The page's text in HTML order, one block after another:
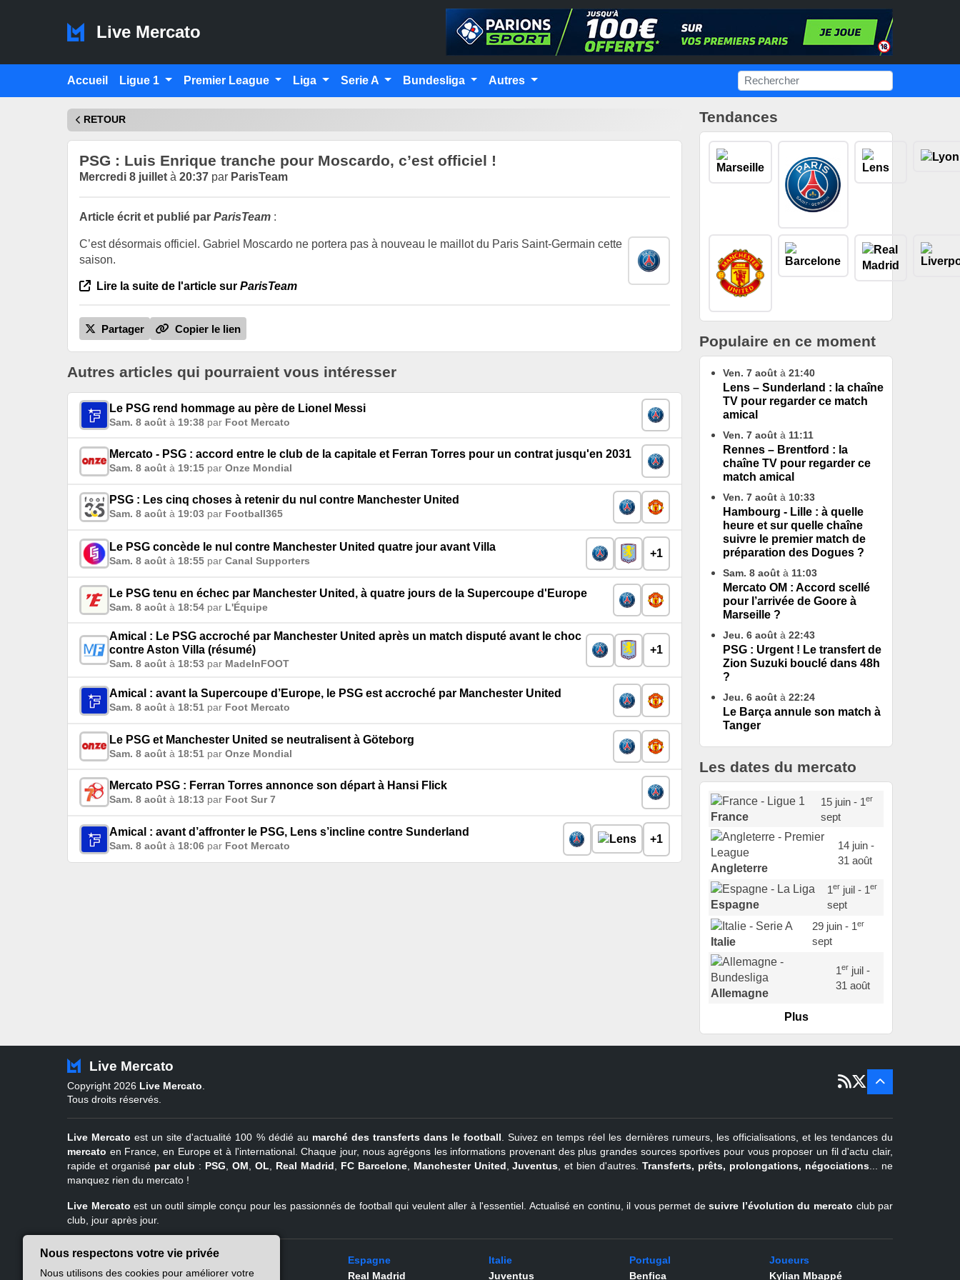
Live Mercato
Accueil Ligue 1 Premier League Liga Serie A Bundesliga Autres
RETOUR
PSG : Luis Enrique tranche pour Moscardo, c’est officiel !
Mercredi 8 juillet à 20:37 par ParisTeam
Article écrit et publié par ParisTeam :
C’est désormais officiel. Gabriel Moscardo ne portera pas à nouveau le maillot du Paris Saint-Germain cette
saison.
Lire la suite de l'article sur ParisTeam
Partager Copier le lien
Autres articles qui pourraient vous intéresser
Le PSG rend hommage au père de Lionel Messi
Sam. 8 août à 19:38 par Foot Mercato
Mercato - PSG : accord entre le club de la capitale et Ferran Torres pour un contrat jusqu'en 2031
Sam. 8 août à 19:15 par Onze Mondial
PSG : Les cinq choses à retenir du nul contre Manchester United
Sam. 8 août à 19:03 par Football365
Le PSG concède le nul contre Manchester United quatre jour avant Villa
Sam. 8 août à 18:55 par Canal Supporters
+1
Le PSG tenu en échec par Manchester United, à quatre jours de la Supercoupe d'Europe
Sam. 8 août à 18:54 par L'Équipe
Amical : Le PSG accroché par Manchester United après un match disputé avant le choc
contre Aston Villa (résumé)
Sam. 8 août à 18:53 par MadeInFOOT
+1
Amical : avant la Supercoupe d’Europe, le PSG est accroché par Manchester United
Sam. 8 août à 18:51 par Foot Mercato
Le PSG et Manchester United se neutralisent à Göteborg
Sam. 8 août à 18:51 par Onze Mondial
Mercato PSG : Ferran Torres annonce son départ à Hansi Flick
Sam. 8 août à 18:13 par Foot Sur 7
Amical : avant d’affronter le PSG, Lens s’incline contre Sunderland
Sam. 8 août à 18:06 par Foot Mercato
+1
Tendances
Populaire en ce moment
Ven. 7 août à 21:40
Lens – Sunderland : la chaîne
TV pour regarder ce match
amical
Ven. 7 août à 11:11
Rennes – Brentford : la
chaîne TV pour regarder ce
match amical
Ven. 7 août à 10:33
Hambourg - Lille : à quelle
heure et sur quelle chaîne
suivre le premier match de
préparation des Dogues ?
Sam. 8 août à 11:03
Mercato OM : Accord scellé
pour l’arrivée de Goore à
Marseille ?
Jeu. 6 août à 22:43
PSG : Urgent ! Le transfert de
Zion Suzuki bouclé dans 48h
?
Jeu. 6 août à 22:24
Le Barça annule son match à
Tanger
Les dates du mercato
France
15 juin - 1er
sept
Angleterre
14 juin -
31 août
Espagne
1erjuil - 1er
sept
Italie
29 juin - 1er
sept
Allemagne
1erjuil -
31 août
Portugal
15 sept
sept
Turquie
sept
Belgique
juil -
31 août
Plus
Live Mercato
Copyright 2026 Live Mercato.
Tous droits réservés.
Live Mercato est un site d'actualité 100 % dédié au marché des transferts dans le football. Suivez en temps réel les dernières rumeurs, les officialisations, et les tendances du
mercato en France, en Europe et à l'international. Chaque jour, nous agrégons les informations provenant des plus grandes sources sportives pour vous proposer un fil d'actu clair,
rapide et organisé par club : PSG, OM, OL, Real Madrid, FC Barcelone, Manchester United,Juventus, et bien d'autres.Transferts, prêts, prolongations, négociations... ne
manquez rien du mercato !
Live Mercato est un outil simple conçu pour les passionnés de football qui veulent aller à l'essentiel. Actualisé en continu, il vous permet desuivre l’évolution du mercato club par
club, jour après jour.
Live Mercato
A propos
Ligue 1
PSG
Espagne
Real Madrid
Italie
Juventus
Portugal
Benfica
Joueurs
Kylian Mbappé
Nous respectons votre vie privée
Nous utilisons des cookies pour améliorer votre